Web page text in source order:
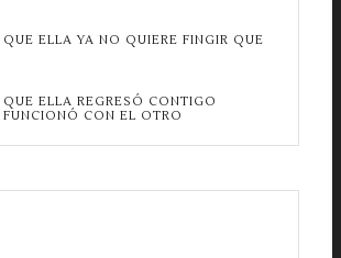
QUE ELLA YA NO QUIERE FINGIR QUE
QUE ELLA REGRESÓ CONTIGO
CON EL OTRO